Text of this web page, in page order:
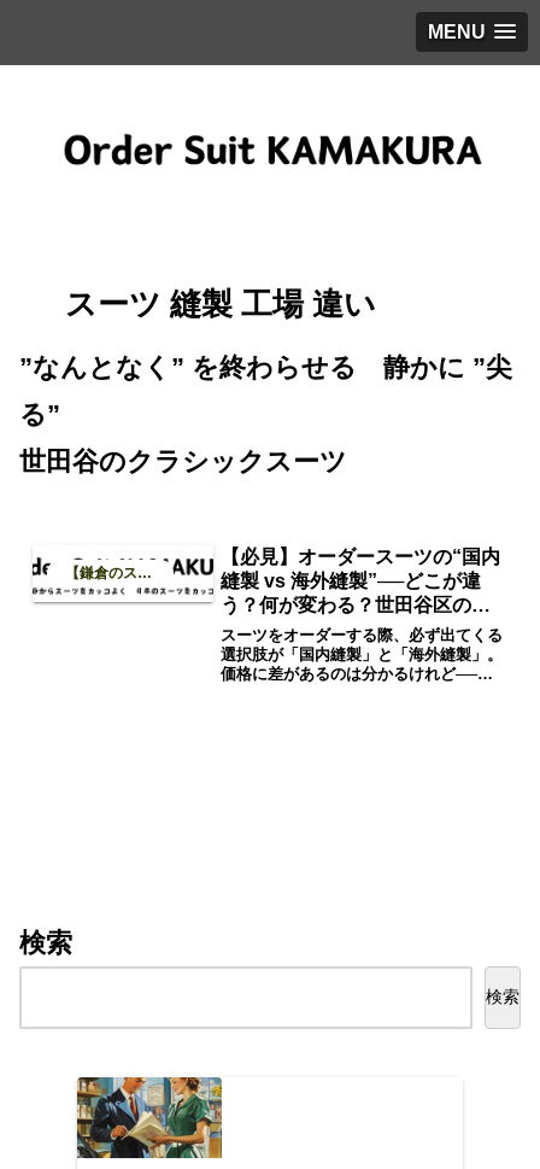
MENU
スーツ 縫製 工場 違い
”なんとなく” を終わらせる 静かに ”尖
る”
世田谷のクラシックスーツ
【鎌倉のスーツブログ】
【必見】オーダースーツの“国内
縫製 vs 海外縫製”──どこが違
う？何が変わる？世田谷区の出
張採寸専門｜Order Suit
KAMAKURA（オーダースーツ
カマクラ）
スーツをオーダーする際、必ず出てくる
選択肢が「国内縫製」と「海外縫製」。
価格に差があるのは分かるけれど──実
検索
検索